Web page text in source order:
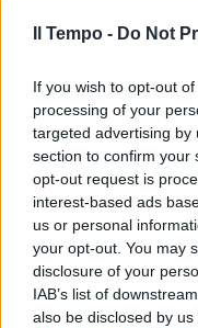
Il Tempo - Do Not
If you wish to opt-out
processing of your
targeted advertising by
section to confirm your
opt-out request is
interest-based ads
us or personal
your opt-out. You may
disclosure of your
IAB’s list of
also be disclosed by